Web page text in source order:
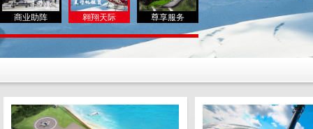
商业助阵 翱翔天际 尊享服务